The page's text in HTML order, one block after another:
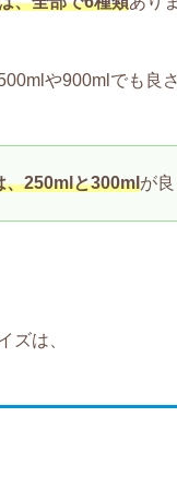
や900mlでも良
、250mlと300mlが
ズは、